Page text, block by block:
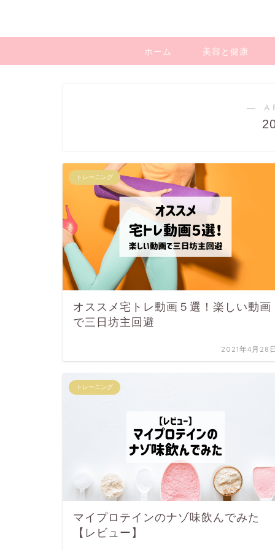
ホーム 美容と健康
―
トレーニング
オススメ宅トレ動画５選！楽しい動画
で三日坊主回避
2021年4月28日
トレーニング
マイプロテインのナゾ味飲んでみた
【レビュー】